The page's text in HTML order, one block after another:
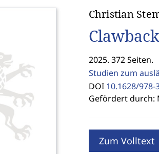
Christian
2025. 372 Seiten.
Studien zum
DOI 10.1628/978-
Gefördert durch:
Zum Volltext